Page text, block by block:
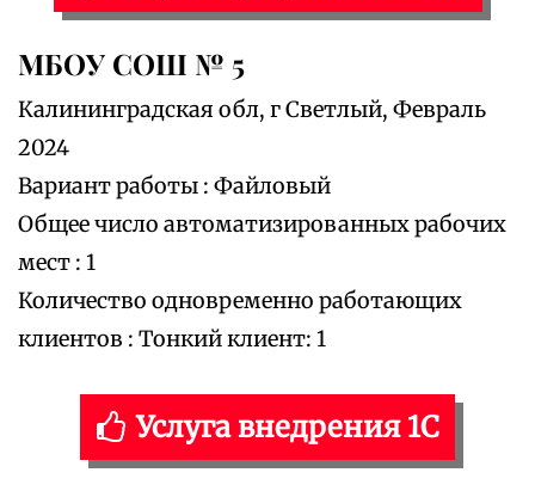
МБОУ СОШ № 5
Калининградская обл, г Светлый, Февраль
2024
Вариант работы : Файловый
Общее число автоматизированных рабочих
мест : 1
Количество одновременно работающих
клиентов : Тонкий клиент: 1
Услуга внедрения 1С